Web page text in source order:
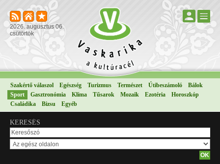
2026. augusztus 06.
csütörtök
Szakértő válaszol Egészség Turizmus Természet Útibeszámoló
Bálok
Sport
Gasztronómia Klíma Tűsarok Mozaik Ezotéria
Horoszkóp
Családika
Bizsu Egyéb
KERESÉS